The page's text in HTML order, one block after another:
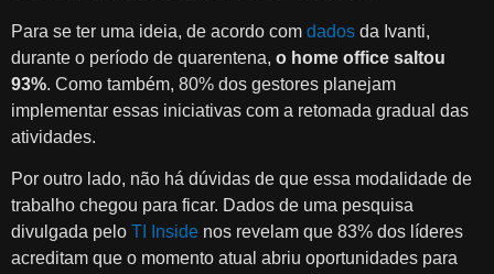
Para se ter uma ideia, de acordo com dados da Ivanti,
durante o período de quarentena, o home office saltou
93%. Como também, 80% dos gestores planejam
implementar essas iniciativas com a retomada gradual das
atividades.
Por outro lado, não há dúvidas de que essa modalidade de
trabalho chegou para ficar. Dados de uma pesquisa
divulgada pelo TI Inside nos revelam que 83% dos líderes
acreditam que o momento atual abriu oportunidades para